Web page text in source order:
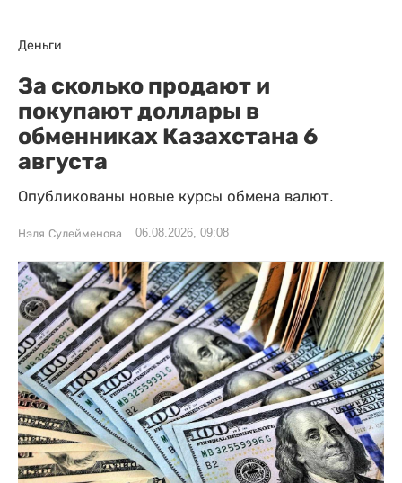
Деньги
За сколько продают и
покупают доллары в
обменниках Казахстана 6
августа
Опубликованы новые курсы обмена валют.
Нэля Сулейменова 06.08.2026, 09:08